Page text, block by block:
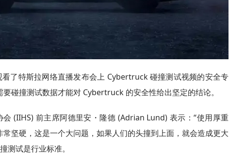
了特斯拉网络直播发布会上 Cybertruck 碰撞测试视频的安全专
碰撞测试数据才能对 Cybertruck 的安全性给出坚定的结论。
会 (IIHS) 前主席阿德里安・隆德 (Adrian Lund) 表示：“使用厚重
坚硬，这是一个大问题，如果人们的头撞到上面，就会造成更大
测试是行业标准。